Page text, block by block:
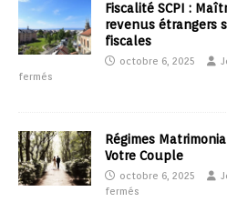
Fiscalité SCPI :
revenus étrangers
fiscales
octobre 6, 2025
fermés
Régimes
Votre Couple
octobre 6, 2025
fermés